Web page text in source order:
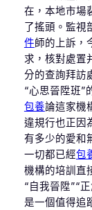
在，本地市場
了搖頭。監視
件師的上訴，
求，核對處置
分的查詢拜訪
“心思晉陞班”
包養論這家機
違規行也正因
有多少的愛和
一切都已經包
機構的培訓直
“自我晉陞”“
是一個值得追